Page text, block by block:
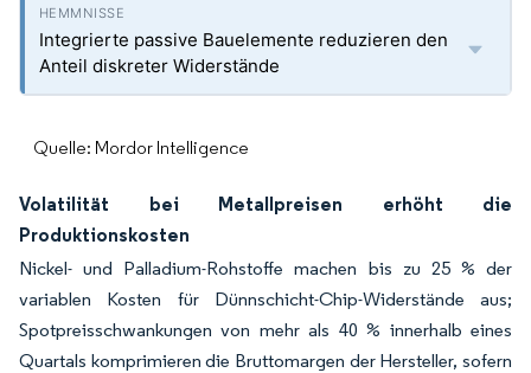
Integrierte passive Bauelemente reduzieren den
Anteil diskreter Widerstände
Quelle: Mordor Intelligence
Volatilität bei Metallpreisen erhöht die
Produktionskosten
Nickel- und Palladium-Rohstoffe machen bis zu 25 % der
variablen Kosten für Dünnschicht-Chip-Widerstände aus;
Spotpreisschwankungen von mehr als 40 % innerhalb eines
Quartals komprimieren die Bruttomargen der Hersteller, sofern